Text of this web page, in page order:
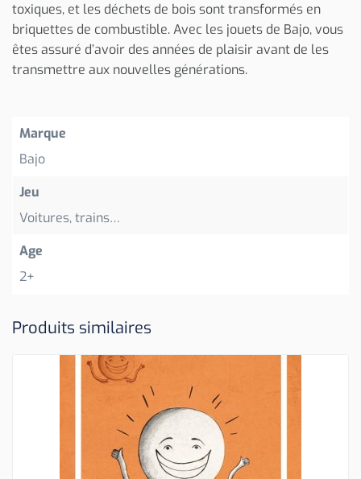
toxiques, et les déchets de bois sont transformés en
briquettes de combustible. Avec les jouets de Bajo, vous
êtes assuré d’avoir des années de plaisir avant de les
transmettre aux nouvelles générations.
Marque
Bajo
Jeu
Voitures, trains…
Age
2+
Produits similaires